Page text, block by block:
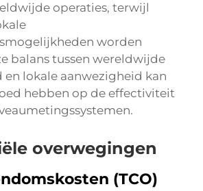
operaties, terwijl
worden
balans tussen wereldwijde
en lokale aanwezigheid kan
hebben op de effectiviteit
overwegingen
(TCO)